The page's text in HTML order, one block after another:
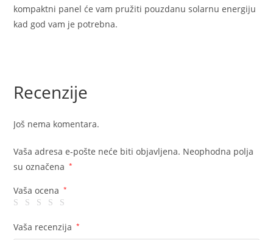
kompaktni panel će vam pružiti pouzdanu solarnu energiju
kad god vam je potrebna.
Recenzije
Još nema komentara.
Vaša adresa e-pošte neće biti objavljena. Neophodna polja
su označena
*
Vaša ocena *
Vaša recenzija *